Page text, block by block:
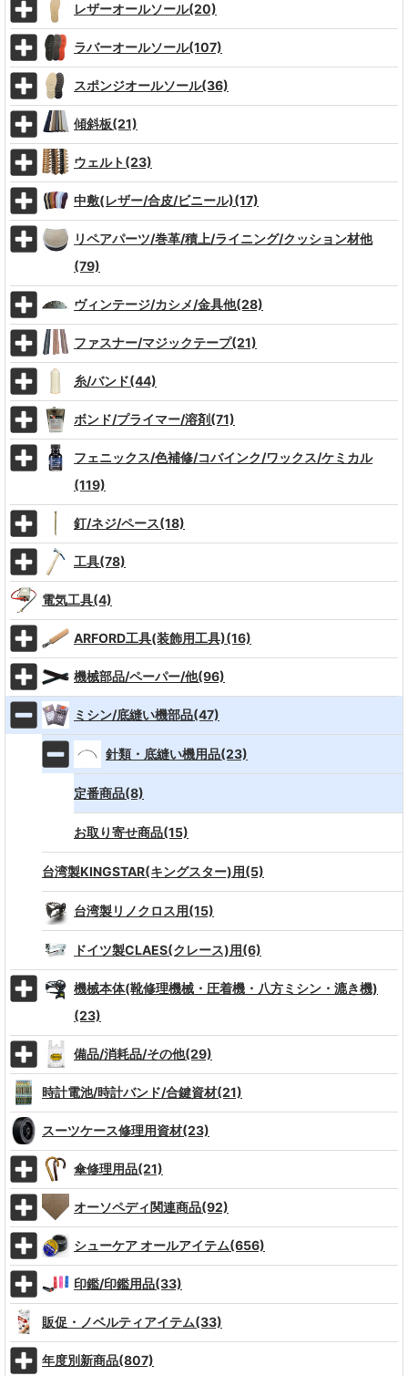
レザーオールソール(20)
ラバーオールソール(107)
スポンジオールソール(36)
傾斜板(21)
ウェルト(23)
中敷(レザー/合皮/ビニール)(17)
リペアパーツ/巻革/積上/ライニング/クッション材他
(79)
ヴィンテージ/カシメ/金具他(28)
ファスナー/マジックテープ(21)
糸/バンド(44)
ボンド/プライマー/溶剤(71)
フェニックス/色補修/コバインク/ワックス/ケミカル
(119)
釘/ネジ/ペース(18)
工具(78)
電気工具(4)
ARFORD工具(装飾用工具)(16)
機械部品/ペーパー/他(96)
ミシン/底縫い機部品(47)
針類・底縫い機用品(23)
定番商品(8)
お取り寄せ商品(15)
台湾製KINGSTAR(キングスター)用(5)
台湾製リノクロス用(15)
ドイツ製CLAES(クレース)用(6)
機械本体(靴修理機械・圧着機・八方ミシン・漉き機)
(23)
備品/消耗品/その他(29)
時計電池/時計バンド/合鍵資材(21)
スーツケース修理用資材(23)
傘修理用品(21)
オーソペディ関連商品(92)
シューケア オールアイテム(656)
印鑑/印鑑用品(33)
販促・ノベルティアイテム(33)
年度別新商品(807)